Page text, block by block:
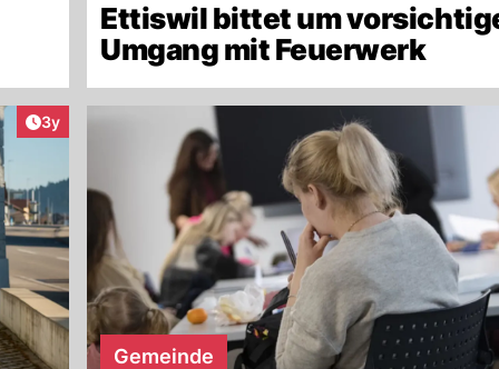
Ettiswil bittet um
Umgang mit Feuerwerk
Artikel veröffentlicht:
3y
Gemeinde